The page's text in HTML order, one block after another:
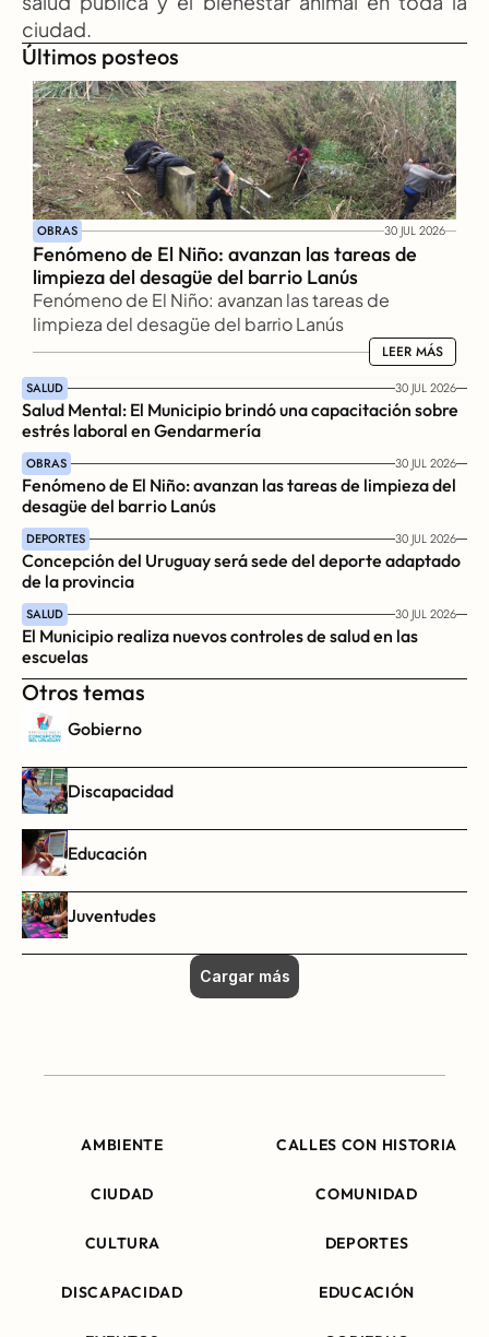
ciudad.
Últimos posteos
OBRAS 30 JUL 2026
Fenómeno de El Niño: avanzan las tareas de
limpieza del desagüe del barrio Lanús
Fenómeno de El Niño: avanzan las tareas de
limpieza del desagüe del barrio Lanús
LEER MÁS
LEER MÁS
SALUD 30 JUL 2026
Salud Mental: El Municipio brindó una capacitación sobre
estrés laboral en Gendarmería
OBRAS 30 JUL 2026
Fenómeno de El Niño: avanzan las tareas de limpieza del
desagüe del barrio Lanús
DEPORTES 30 JUL 2026
Concepción del Uruguay será sede del deporte adaptado
de la provincia
SALUD 30 JUL 2026
El Municipio realiza nuevos controles de salud en las
escuelas
Otros temas
Gobierno
Discapacidad
Educación
Juventudes
Cargar más
AMBIENTE CALLES CON HISTORIA
CIUDAD COMUNIDAD
CULTURA DEPORTES
DISCAPACIDAD EDUCACIÓN